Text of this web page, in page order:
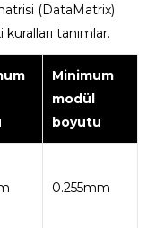
(DataMatrix)
tanımlar.
Minimum
modül
boyutu
0.255mm